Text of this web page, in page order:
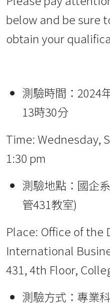
below and be sure
obtain your
測驗時間：2024
13時30分
Time: Wednesday,
1:30 pm
測驗地點：國企
管431教室)
Place: Office of the
International
431, 4th Floor,
測驗方式：專業